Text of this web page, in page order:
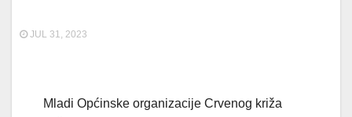
JUL 31, 2023
Mladi Općinske organizacije Crvenog križa